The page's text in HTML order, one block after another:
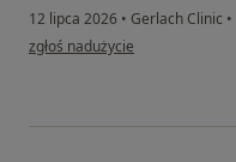
12 lipca 2026 • Gerlach Clinic •
w opinii użytkownika G. G.
zgłoś nadużycie